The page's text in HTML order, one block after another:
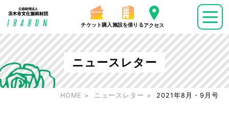
チケット購入 施設を借りるアクセス
ニュースレター
HOME ニュースレター 2021年8月・9月号